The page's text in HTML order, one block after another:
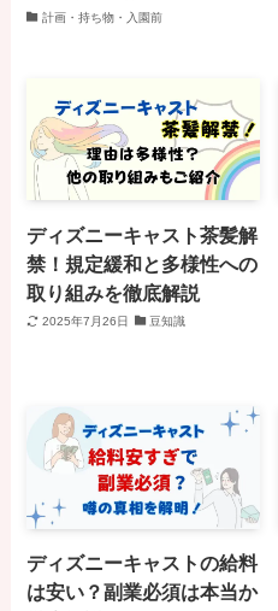
計画・持ち物・入園前
ディズニーキャスト茶髪解
禁！規定緩和と多様性への
取り組みを徹底解説
2025年7月26日 豆知識
ディズニーキャストの給料
は安い？副業必須は本当か